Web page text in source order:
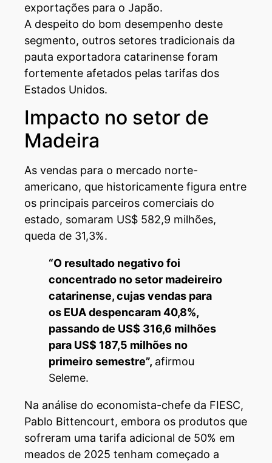
exportações para o Japão.
A despeito do bom desempenho deste
segmento, outros setores tradicionais da
pauta exportadora catarinense foram
fortemente afetados pelas tarifas dos
Estados Unidos.
Impacto no setor de
Madeira
As vendas para o mercado norte-
americano, que historicamente figura entre
os principais parceiros comerciais do
estado, somaram US$ 582,9 milhões,
queda de 31,3%.
“O resultado negativo foi
concentrado no setor madeireiro
catarinense, cujas vendas para
os EUA despencaram 40,8%,
passando de US$ 316,6 milhões
para US$ 187,5 milhões no
primeiro semestre”, afirmou
Seleme.
Na análise do economista-chefe da FIESC,
Pablo Bittencourt, embora os produtos que
sofreram uma tarifa adicional de 50% em
meados de 2025 tenham começado a